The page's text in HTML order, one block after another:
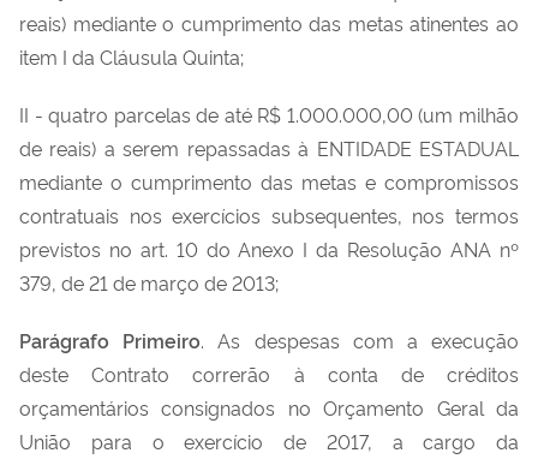
reais) mediante o cumprimento das metas atinentes ao
item I da Cláusula Quinta;
II - quatro parcelas de até R$ 1.000.000,00 (um milhão
de reais) a serem repassadas à ENTIDADE ESTADUAL
mediante o cumprimento das metas e compromissos
contratuais nos exercícios subsequentes, nos termos
previstos no art. 10 do Anexo I da Resolução ANA nº
379, de 21 de março de 2013;
Parágrafo Primeiro. As despesas com a execução
deste Contrato correrão à conta de créditos
orçamentários consignados no Orçamento Geral da
União para o exercício de 2017, a cargo da